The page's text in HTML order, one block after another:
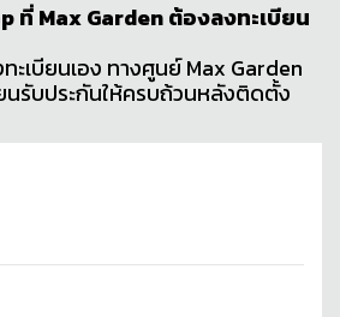
ที่ Max Garden ต้องลงทะเบียน
เบียนเอง ทางศูนย์ Max Garden
นรับประกันให้ครบถ้วนหลังติดตั้ง